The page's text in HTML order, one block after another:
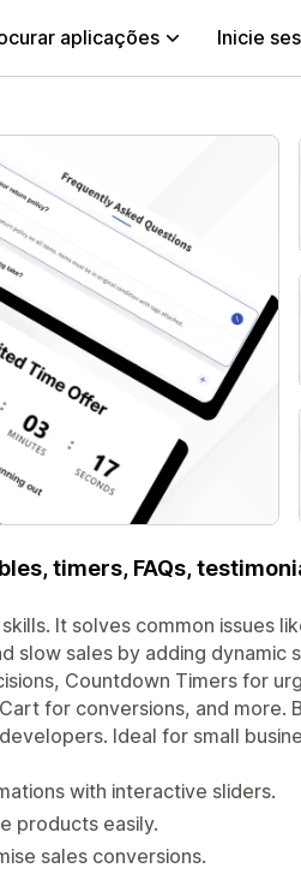
aplicações Inicie
timers, FAQs,
It solves common issues
slow sales by adding dynamic
Countdown Timers for
for conversions, and more.
Ideal for small
with interactive sliders.
products easily.
sales conversions.